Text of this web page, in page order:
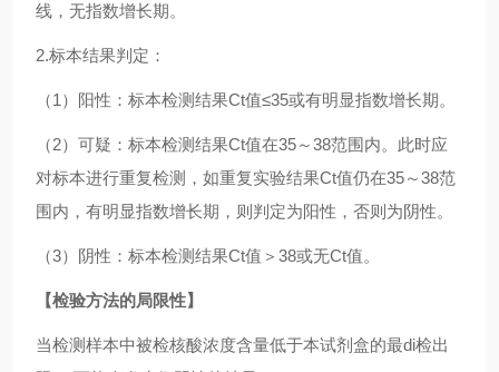
线，无指数增长期。
2.标本结果判定：
（1）阳性：标本检测结果Ct值≤35或有明显指数增长期。
（2）可疑：标本检测结果Ct值在35～38范围内。此时应
对标本进行重复检测，如重复实验结果Ct值仍在35～38范
围内，有明显指数增长期，则判定为阳性，否则为阴性。
（3）阴性：标本检测结果Ct值＞38或无Ct值。
【检验方法的局限性】
当检测样本中被检核酸浓度含量低于本试剂盒的最di检出